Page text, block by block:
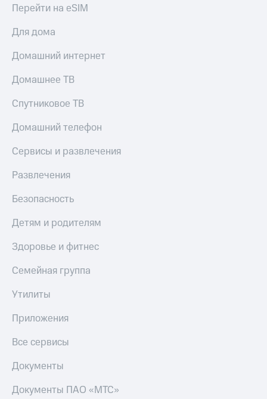
Перейти на eSIM
Для дома
Домашний интернет
Домашнее ТВ
Спутниковое ТВ
Домашний телефон
Сервисы и развлечения
Развлечения
Безопасность
Детям и родителям
Здоровье и фитнес
Семейная группа
Утилиты
Приложения
Все сервисы
Документы
Документы ПАО «МТС»